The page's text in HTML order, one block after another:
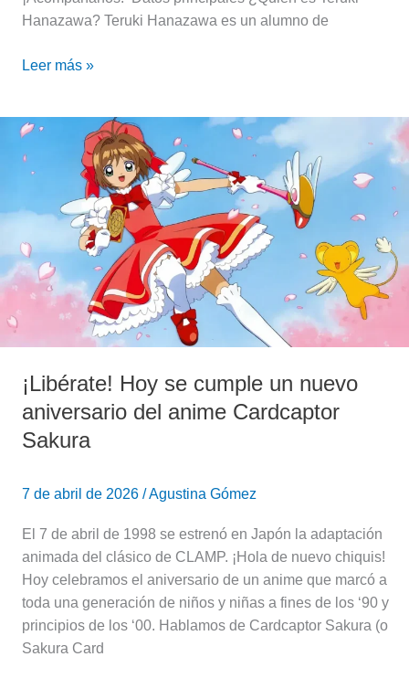
Hanazawa? Teruki Hanazawa es un alumno de
Leer más »
¡Libérate! Hoy se cumple un nuevo
aniversario del anime Cardcaptor
Sakura
7 de abril de 2026 /Agustina Gómez
El 7 de abril de 1998 se estrenó en Japón la adaptación
animada del clásico de CLAMP. ¡Hola de nuevo chiquis!
Hoy celebramos el aniversario de un anime que marcó a
toda una generación de niños y niñas a fines de los ‘90 y
principios de los ‘00. Hablamos de Cardcaptor Sakura (o
Sakura Card
¡Libérate!
Hoy
se
un
nuevo
aniversario
del
anime
Cardcaptor